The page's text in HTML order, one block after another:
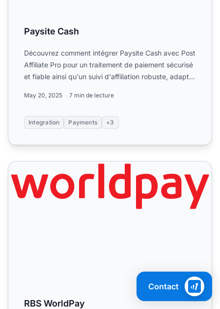
Paysite Cash
Découvrez comment intégrer Paysite Cash avec Post
Affiliate Pro pour un traitement de paiement sécurisé
et fiable ainsi qu'un suivi d'affiliation robuste, adapt...
May 20, 2025 7 min de lecture
Integration Payments +3
RBS WorldPay
RBS WorldPay
Contact